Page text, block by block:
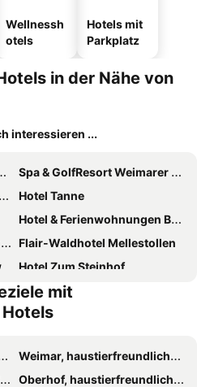
Wellnessh
otels
Hotels mit
Parkplatz
in der Nähe von
interessieren ...
Spa & GolfResort Weimarer Land
Hotel Tanne
Hotel & Ferienwohnungen Bohlenblick
Flair-Waldhotel Mellestollen
Hotel Zum Steinhof
Zum Roten Hirsch im Grünen Wald
Rittergut Positz
Gast- und Pensions-Haus Hodes
Naturhotel Vitaleum
mit
Weimar, haustierfreundliche Hotels
Oberhof, haustierfreundliche Hotels